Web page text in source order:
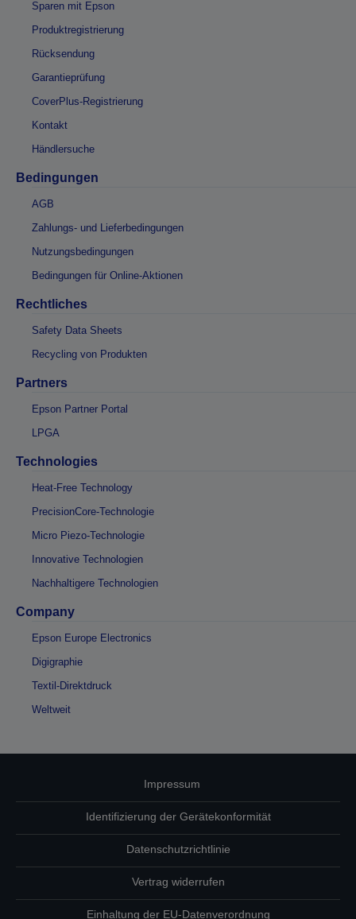
Sparen mit Epson
Produktregistrierung
Rücksendung
Garantieprüfung
CoverPlus-Registrierung
Kontakt
Händlersuche
Bedingungen
AGB
Zahlungs- und Lieferbedingungen
Nutzungsbedingungen
Bedingungen für Online-Aktionen
Rechtliches
Safety Data Sheets
Recycling von Produkten
Partners
Epson Partner Portal
LPGA
Technologies
Heat-Free Technology
PrecisionCore-Technologie
Micro Piezo-Technologie
Innovative Technologien
Nachhaltigere Technologien
Company
Epson Europe Electronics
Digigraphie
Textil-Direktdruck
Weltweit
Impressum
Identifizierung der Gerätekonformität
Datenschutzrichtlinie
Vertrag widerrufen
Einhaltung der EU-Datenverordnung